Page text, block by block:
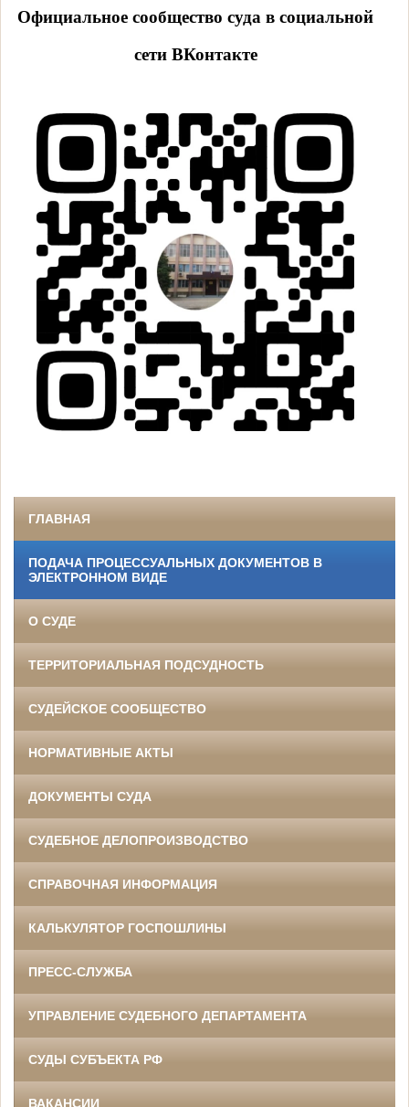
Официальное сообщество суда в социальной
сети ВКонтакте
ГЛАВНАЯ
ПОДАЧА ПРОЦЕССУАЛЬНЫХ ДОКУМЕНТОВ В
ЭЛЕКТРОННОМ ВИДЕ
О СУДЕ
ТЕРРИТОРИАЛЬНАЯ ПОДСУДНОСТЬ
СУДЕЙСКОЕ СООБЩЕСТВО
НОРМАТИВНЫЕ АКТЫ
ДОКУМЕНТЫ СУДА
СУДЕБНОЕ ДЕЛОПРОИЗВОДСТВО
СПРАВОЧНАЯ ИНФОРМАЦИЯ
КАЛЬКУЛЯТОР ГОСПОШЛИНЫ
ПРЕСС-СЛУЖБА
УПРАВЛЕНИЕ СУДЕБНОГО ДЕПАРТАМЕНТА
СУДЫ СУБЪЕКТА РФ
ВАКАНСИИ